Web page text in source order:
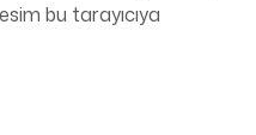
bu tarayıcıya